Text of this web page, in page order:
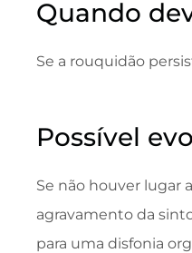
Quando
Se a rouquidão
Possível
Se não houver lugar
agravamento da
para uma disfonia